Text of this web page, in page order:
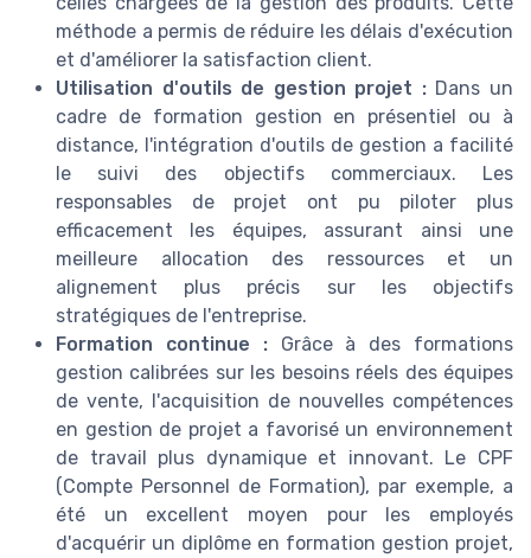
méthode a permis de réduire les délais d'exécution
et d'améliorer la satisfaction client.
Utilisation d'outils de gestion projet :Dans un
cadre de formation gestion en présentiel ou à
distance, l'intégration d'outils de gestion a facilité
le suivi des objectifs commerciaux. Les
responsables de projet ont pu piloter plus
efficacement les équipes, assurant ainsi une
meilleure allocation des ressources et un
alignement plus précis sur les objectifs
stratégiques de l'entreprise.
Formation continue :Grâce à des formations
gestion calibrées sur les besoins réels des équipes
de vente, l'acquisition de nouvelles compétences
en gestion de projet a favorisé un environnement
de travail plus dynamique et innovant. Le CPF
(Compte Personnel de Formation), par exemple, a
été un excellent moyen pour les employés
d'acquérir un diplôme en formation gestion projet,